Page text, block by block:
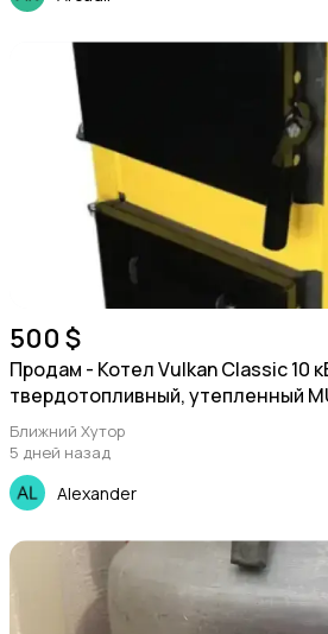
Посуда
Подставки и тумбы
Охрана и сигнализации
500 $
Продам - Котел Vulkan Classic 10
твердотопливный, утепленный
Ближний Хутор
5 дней назад
Alexander